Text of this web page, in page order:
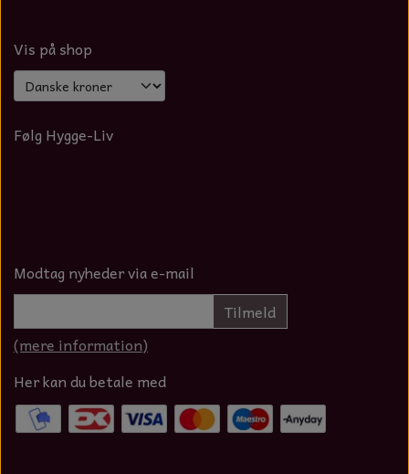
Vis på shop
Følg Hygge-Liv
Modtag nyheder via e-mail
Tilmeld
(mere information)
Her kan du betale med